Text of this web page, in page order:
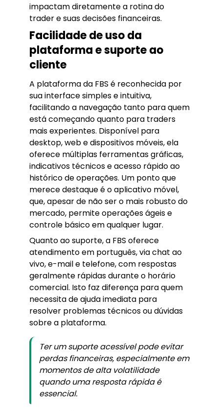
impactam diretamente a rotina do
trader e suas decisões financeiras.
Facilidade de uso da
plataforma e suporte ao
cliente
A plataforma da FBS é reconhecida por
sua interface simples e intuitiva,
facilitando a navegação tanto para quem
está começando quanto para traders
mais experientes. Disponível para
desktop, web e dispositivos móveis, ela
oferece múltiplas ferramentas gráficas,
indicativos técnicos e acesso rápido ao
histórico de operações. Um ponto que
merece destaque é o aplicativo móvel,
que, apesar de não ser o mais robusto do
mercado, permite operações ágeis e
controle básico em qualquer lugar.
Quanto ao suporte, a FBS oferece
atendimento em português, via chat ao
vivo, e-mail e telefone, com respostas
geralmente rápidas durante o horário
comercial. Isto faz diferença para quem
necessita de ajuda imediata para
resolver problemas técnicos ou dúvidas
sobre a plataforma.
Ter um suporte acessível pode evitar
perdas financeiras, especialmente em
momentos de alta volatilidade
quando uma resposta rápida é
essencial.